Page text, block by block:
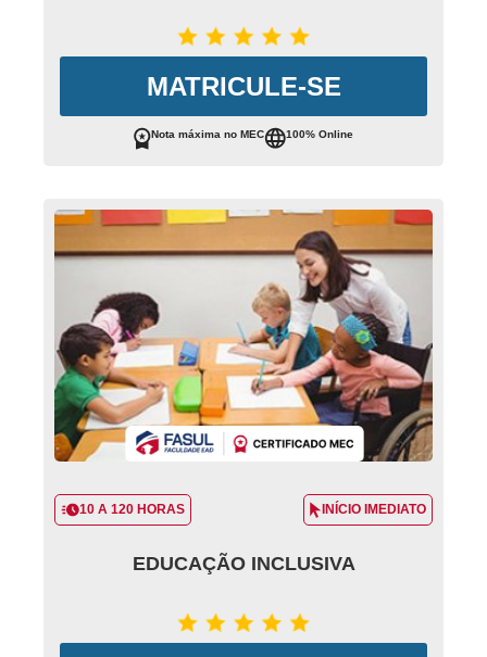
MATRICULE-SE
Nota máxima no MEC 100% Online
10 A 120 HORAS INÍCIO IMEDIATO
EDUCAÇÃO INCLUSIVA